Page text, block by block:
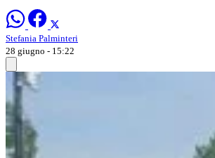
Stefania Palminteri
28 giugno - 15:22